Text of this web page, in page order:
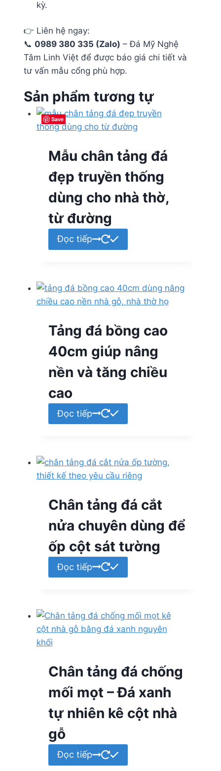
kỳ.
👉 Liên hệ ngay:
📞 0989 380 335 (Zalo) – Đá Mỹ Nghệ
Tâm Linh Việt để được báo giá chi tiết và
tư vấn mẫu cổng phù hợp.
Sản phẩm tương tự
Save
Mẫu chân tảng đá
đẹp truyền thống
dùng cho nhà thờ,
từ đường
Đọc tiếp
Save
Tảng đá bồng cao
40cm giúp nâng
nền và tăng chiều
cao
Đọc tiếp
Save
Chân tảng đá cắt
nửa chuyên dùng để
ốp cột sát tường
Đọc tiếp
Save
Chân tảng đá chống
mối mọt – Đá xanh
tự nhiên kê cột nhà
gỗ
Đọc tiếp